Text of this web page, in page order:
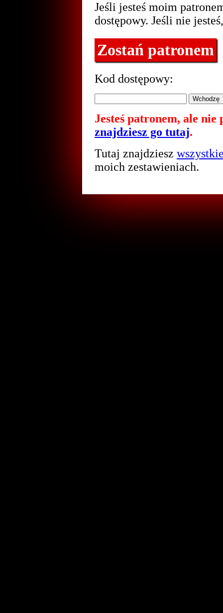
Jeśli jesteś moim
dostępowy. Jeśli nie
Zostań patronem
Kod dostępowy:
Jesteś patronem, ale nie
znajdziesz go tutaj.
Tutaj znajdziesz
moich zestawieniach.